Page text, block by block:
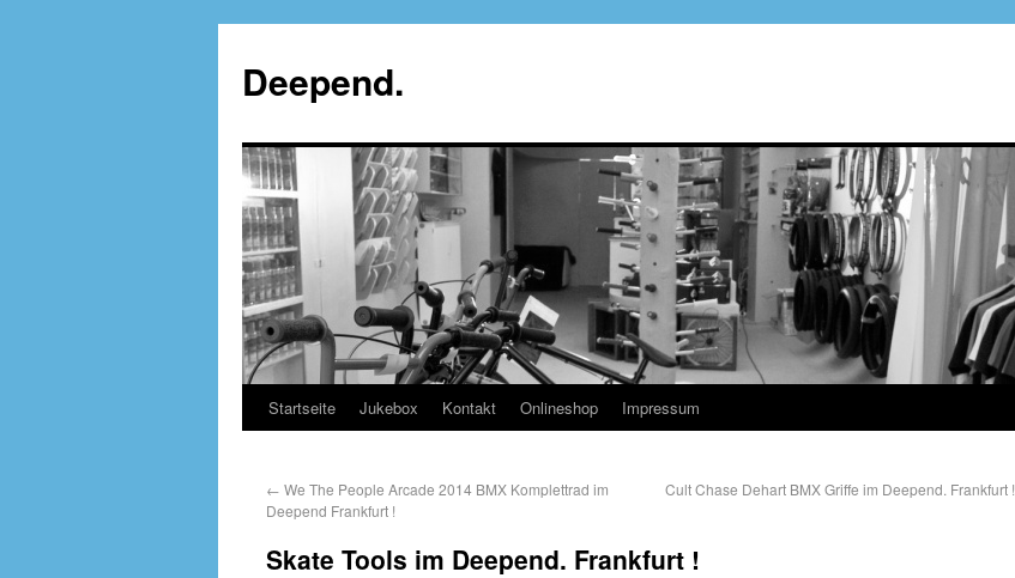
Deepend.
Startseite Jukebox Kontakt Onlineshop Impressum
← We The People Arcade 2014 BMX Komplettrad im
Deepend Frankfurt !
Cult Chase Dehart BMX Griffe im Deepend. Frankfurt !
Skate Tools im Deepend. Frankfurt !